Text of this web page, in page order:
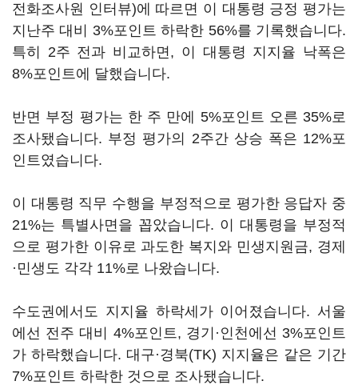
전화조사원 인터뷰)에 따르면 이 대통령 긍정 평가는
지난주 대비 3%포인트 하락한 56%를 기록했습니다.
특히 2주 전과 비교하면, 이 대통령 지지율 낙폭은
8%포인트에 달했습니다.
반면 부정 평가는 한 주 만에 5%포인트 오른 35%로
조사됐습니다. 부정 평가의 2주간 상승 폭은 12%포
인트였습니다.
이 대통령 직무 수행을 부정적으로 평가한 응답자 중
21%는 특별사면을 꼽았습니다. 이 대통령을 부정적
으로 평가한 이유로 과도한 복지와 민생지원금, 경제
·민생도 각각 11%로 나왔습니다.
수도권에서도 지지율 하락세가 이어졌습니다. 서울
에선 전주 대비 4%포인트, 경기·인천에선 3%포인트
가 하락했습니다. 대구·경북(TK) 지지율은 같은 기간
7%포인트 하락한 것으로 조사됐습니다.